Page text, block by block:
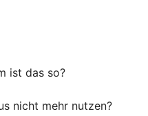
ist das so?
nicht mehr nutzen?